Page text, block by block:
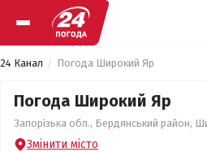
24 Канал Погода Широкий Яр
Погода Широкий Яр
Запорізька обл., Бердянський район,
Змінити місто